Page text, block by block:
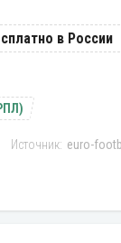
в России
euro-